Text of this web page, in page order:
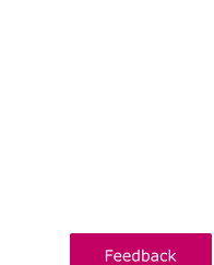
Rechtspraak.nl
Rechtspraak.nl
Rechtspraak.nl
verlaat Rechtspraak.nl
- U verlaat
nieuwsbrief - U verlaat